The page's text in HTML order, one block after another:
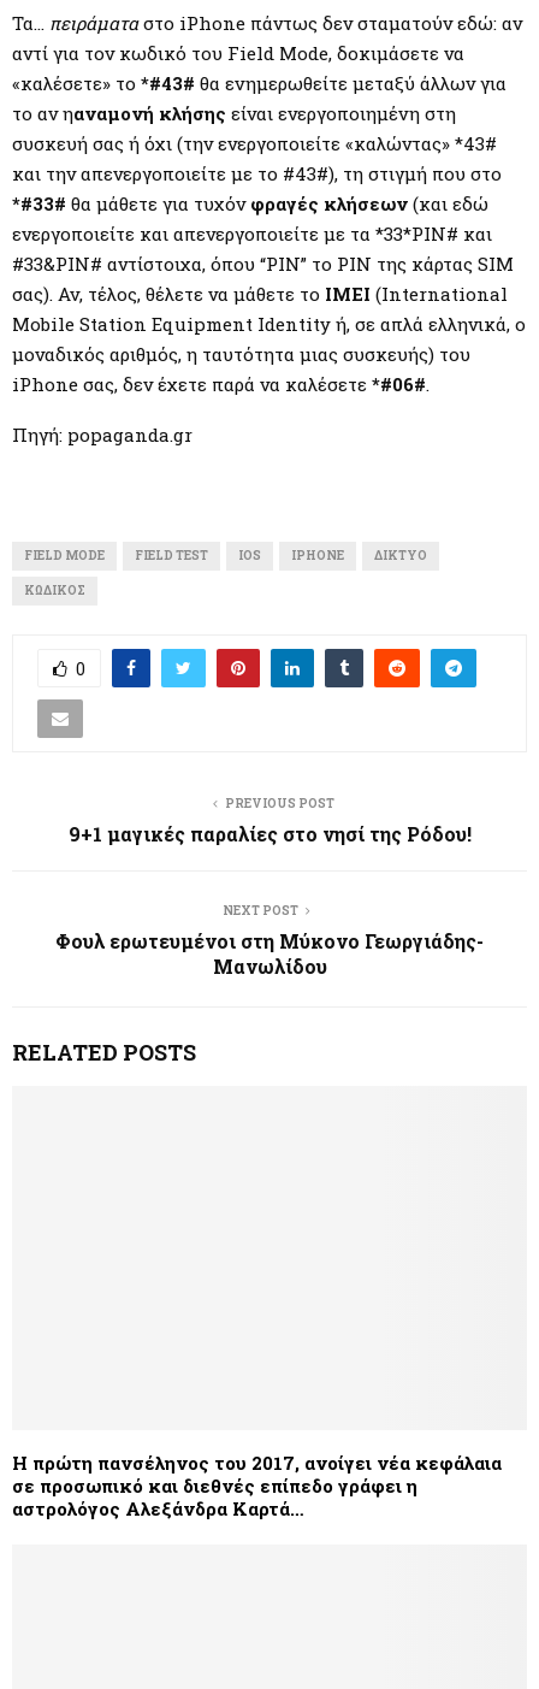
Τα… πειράματαστο iPhone πάντως δεν σταματούν εδώ: αν
αντί για τον κωδικό του Field Mode, δοκιμάσετε να
«καλέσετε» το *#43# θα ενημερωθείτε μεταξύ άλλων για
το αν ηαναμονή κλήσης είναι ενεργοποιημένη στη
συσκευή σας ή όχι (την ενεργοποιείτε «καλώντας» *43#
και την απενεργοποιείτε με το #43#), τη στιγμή που στο
*#33# θα μάθετε για τυχόν φραγές κλήσεων (και εδώ
ενεργοποιείτε και απενεργοποιείτε με τα *33*PIN# και
#33&PIN# αντίστοιχα, όπου “PIN” το PIN της κάρτας SIM
σας). Αν, τέλος, θέλετε να μάθετε το IMEI (International
Mobile Station Equipment Identity ή, σε απλά ελληνικά, ο
μοναδικός αριθμός, η ταυτότητα μιας συσκευής) του
iPhone σας, δεν έχετε παρά να καλέσετε *#06#.
Πηγή: popaganda.gr
FIELD MODE FIELD TEST IOS IPHONE ΔΊΚΤΥΟ
ΚΩΔΙΚΌΣ
0
PREVIOUS POST
9+1 μαγικές παραλίες στο νησί της Ρόδου!
NEXT POST
Φουλ ερωτευμένοι στη Μύκονο Γεωργιάδης-
Μανωλίδου
RELATED POSTS
H πρώτη πανσέληνος του 2017, ανοίγει νέα κεφάλαια
σε προσωπικό και διεθνές επίπεδο γράφει η
αστρολόγος Αλεξάνδρα Καρτά…